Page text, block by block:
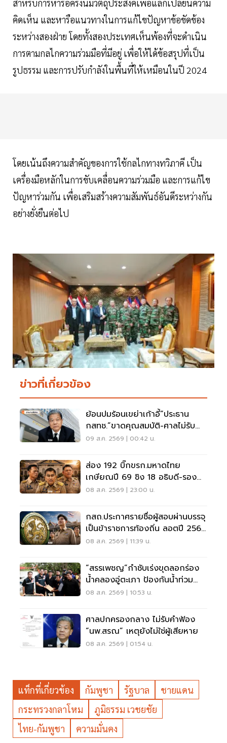
สำหรับการหารือครั้งนี้มีวัตถุประสงค์เพื่อแลกเปลี่ยนความ
คิดเห็น และหารือแนวทางในการแก้ไขปัญหาข้อขัดข้อง
ระหว่างสองฝ่าย โดยทั้งสองประเทศเห็นพ้องที่จะดำเนิน
การตามกลไกความร่วมมือที่มีอยู่ เพื่อให้ได้ข้อสรุปที่เป็น
รูปธรรม และการปรับกำลังในพื้นที่ให้เหมือนในปี 2024
โดยเน้นถึงความสำคัญของการใช้กลไกทางทวิภาคี เป็น
เครื่องมือหลักในการขับเคลื่อนความร่วมมือ และการแก้ไข
ปัญหาร่วมกัน เพื่อเสริมสร้างความสัมพันธ์อันดีระหว่างกัน
อย่างยั่งยืนต่อไป
ข่าวที่เกี่ยวข้อง
ย้อนปมร้อนเขย่าเก้าอี้“ประธาน
กสทช.”ขาดคุณสมบัติ-ศาลไม่รับคำ
ฟ้อง
09 ส.ค. 2569 | 00:42 น.
ส่อง 192 บิ๊กขรก.มหาดไทย
เกษียณปี 69 ชิง 18 อธิบดี-รอง
ปลัด-ผู้ว่าฯ
08 ส.ค. 2569 | 23:00 น.
กสถ.ประกาศรายชื่อผู้สอบผ่านบรรจุ
เป็นข้าราชการท้องถิ่น ลอตปี 2568
ใหม่
08 ส.ค. 2569 | 11:39 น.
“สรรเพชญ”กำชับเร่งขุดลอกร่อง
น้ำคลองอู่ตะเภา ป้องกันน้ำท่วม
สงขลา
08 ส.ค. 2569 | 10:53 น.
ศาลปกครองกลาง ไม่รับคำฟ้อง
“นพ.สรณ” เหตุยังไม่ใช่ผู้เสียหาย
08 ส.ค. 2569 | 01:54 น.
แท็กที่เกี่ยวข้อง กัมพูชา รัฐบาล
ชายแดน
กระทรวงกลาโหม
ภูมิธรรม เวชยชัย
ไทย-กัมพูชา
ความมั่นคง